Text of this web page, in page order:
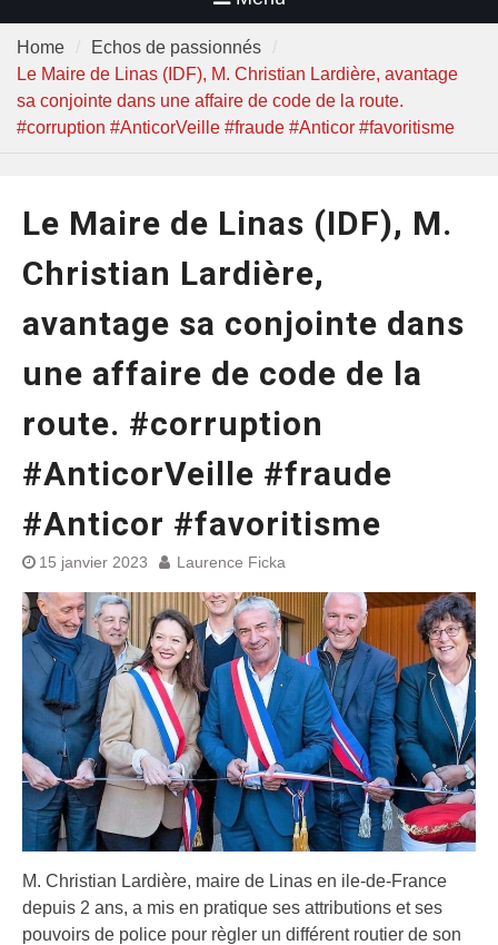
Home
Echos de passionnés
Le Maire de Linas (IDF), M. Christian Lardière, avantage
sa conjointe dans une affaire de code de la route.
#corruption #AnticorVeille #fraude #Anticor #favoritisme
Le Maire de Linas (IDF), M.
Christian Lardière,
avantage sa conjointe dans
une affaire de code de la
route. #corruption
#AnticorVeille #fraude
#Anticor #favoritisme
15 janvier 2023 Laurence Ficka
M. Christian Lardière, maire de Linas en ile-de-France
depuis 2 ans, a mis en pratique ses attributions et ses
pouvoirs de police pour règler un différent routier de son